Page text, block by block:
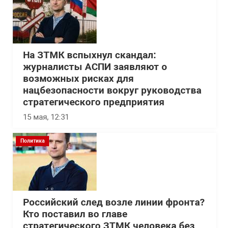
На ЗТМК вспыхнул скандал:
журналисты АСПИ заявляют о
возможных рисках для
нацбезопасности вокруг руководства
стратегического предприятия
15 мая, 12:31
Политика
Российский след возле линии фронта?
Кто поставил во главе